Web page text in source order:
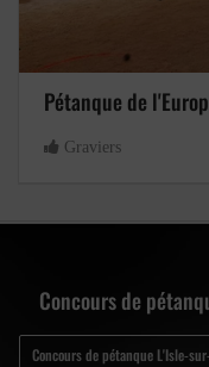
Pétanque de
Graviers
Concours de
Concours de pétanque L'Isle-